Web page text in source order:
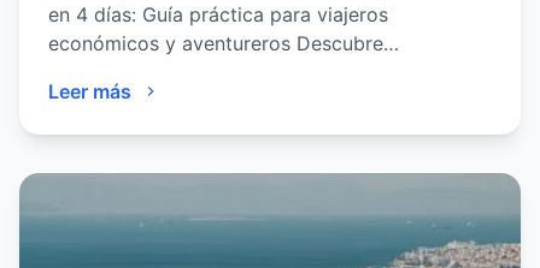
en 4 días: Guía práctica para viajeros
económicos y aventureros Descubre…
Leer más